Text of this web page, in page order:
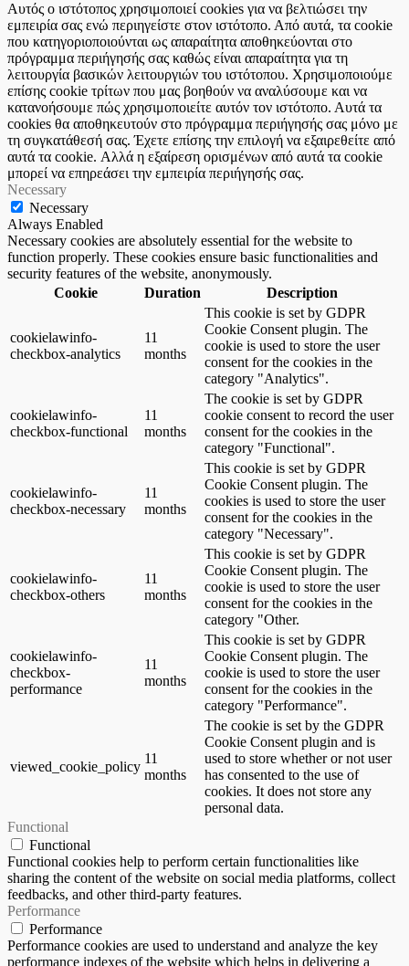
Αυτός ο ιστότοπος χρησιμοποιεί cookies για να βελτιώσει την
εμπειρία σας ενώ περιηγείστε στον ιστότοπο. Από αυτά, τα cookie
που κατηγοριοποιούνται ως απαραίτητα αποθηκεύονται στο
πρόγραμμα περιήγησής σας καθώς είναι απαραίτητα για τη
λειτουργία βασικών λειτουργιών του ιστότοπου. Χρησιμοποιούμε
επίσης cookie τρίτων που μας βοηθούν να αναλύσουμε και να
κατανοήσουμε πώς χρησιμοποιείτε αυτόν τον ιστότοπο. Αυτά τα
cookies θα αποθηκευτούν στο πρόγραμμα περιήγησής σας μόνο με
τη συγκατάθεσή σας. Έχετε επίσης την επιλογή να εξαιρεθείτε από
αυτά τα cookie. Αλλά η εξαίρεση ορισμένων από αυτά τα cookie
μπορεί να επηρεάσει την εμπειρία περιήγησής σας.
Necessary
Necessary
Always Enabled
Necessary cookies are absolutely essential for the website to
function properly. These cookies ensure basic functionalities and
security features of the website, anonymously.
Cookie
Duration Description
cookielawinfo-
checkbox-analytics
11
months
This cookie is set by GDPR
Cookie Consent plugin. The
cookie is used to store the user
consent for the cookies in the
category "Analytics".
cookielawinfo-
checkbox-functional
11
months
The cookie is set by GDPR
cookie consent to record the user
consent for the cookies in the
category "Functional".
cookielawinfo-
checkbox-necessary
11
months
This cookie is set by GDPR
Cookie Consent plugin. The
cookies is used to store the user
consent for the cookies in the
category "Necessary".
cookielawinfo-
checkbox-others
11
months
This cookie is set by GDPR
Cookie Consent plugin. The
cookie is used to store the user
consent for the cookies in the
category "Other.
cookielawinfo-
checkbox-
performance
11
months
This cookie is set by GDPR
Cookie Consent plugin. The
cookie is used to store the user
consent for the cookies in the
category "Performance".
viewed_cookie_policy
11
months
The cookie is set by the GDPR
Cookie Consent plugin and is
used to store whether or not user
has consented to the use of
cookies. It does not store any
personal data.
Functional
Functional
Functional cookies help to perform certain functionalities like
sharing the content of the website on social media platforms, collect
feedbacks, and other third-party features.
Performance
Performance
Performance cookies are used to understand and analyze the key
performance indexes of the website which helps in delivering a